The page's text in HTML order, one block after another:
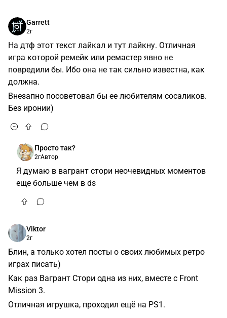
Garrett
2г
На дтф этот текст лайкал и тут лайкну. Отличная
игра которой ремейк или ремастер явно не
повредили бы. Ибо она не так сильно известна, как
должна.
Внезапно посоветовал бы ее любителям сосаликов.
Без иронии)
Просто так?
2гАвтор
Я думаю в вагрант стори неочевидных моментов
еще больше чем в ds
Viktor
2г
Блин, а только хотел посты о своих любимых ретро
играх писать)
Как раз Вагрант Стори одна из них, вместе с Front
Mission 3.
Отличная игрушка, проходил ещё на PS1.